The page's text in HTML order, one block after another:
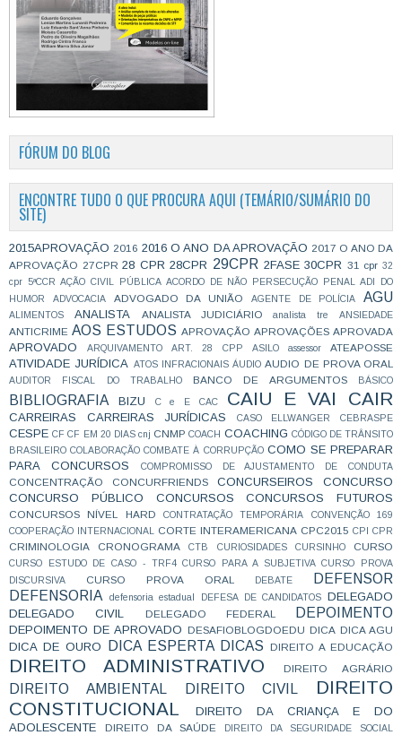
FÓRUM DO BLOG
ENCONTRE TUDO O QUE PROCURA AQUI (TEMÁRIO/SUMÁRIO DO
SITE)
2015APROVAÇÃO 2016 2016 O ANO DA APROVAÇÃO 2017 O ANO DA
APROVAÇÃO 27CPR 28 CPR 28CPR 29CPR 2FASE 30CPR 31 cpr 32
cpr
5ªCCR AÇÃO CIVIL PÚBLICA ACORDO DE NÃO PERSECUÇÃO PENAL
ADI DO
HUMOR
ADVOCACIA ADVOGADO DA UNIÃO AGENTE DE POLÍCIA AGU
ALIMENTOS ANALISTA ANALISTA JUDICIÁRIO analista tre ANSIEDADE
ANTICRIME AOS ESTUDOS APROVAÇÃO APROVAÇÕES APROVADA
APROVADO ARQUIVAMENTO ART. 28 CPP ASILO assessor ATEAPOSSE
ATIVIDADE JURÍDICA ATOS INFRACIONAIS ÁUDIO AUDIO DE PROVA ORAL
AUDITOR FISCAL DO TRABALHO BANCO DE ARGUMENTOS BÁSICO
BIBLIOGRAFIA BIZU C e E CAC CAIU E VAI CAIR
CARREIRAS CARREIRAS JURÍDICAS CASO ELLWANGER CEBRASPE
CESPE CF CF EM 20 DIAS cnj CNMP COACH COACHING CÓDIGO DE TRÂNSITO
BRASILEIRO COLABORAÇÃO COMBATE À CORRUPÇÃO COMO SE PREPARAR
PARA CONCURSOS
COMPROMISSO DE AJUSTAMENTO DE CONDUTA
CONCENTRAÇÃO CONCURFRIENDS CONCURSEIROS
CONCURSO
CONCURSO PÚBLICO
CONCURSOS CONCURSOS FUTUROS
CONCURSOS NÍVEL HARD CONTRATAÇÃO TEMPORÁRIA
CONVENÇÃO 169
COOPERAÇÃO INTERNACIONAL
CORTE INTERAMERICANA CPC2015 CPI CPR
CRIMINOLOGIA CRONOGRAMA CTB CURIOSIDADES CURSINHO CURSO
CURSO ESTUDO DE CASO - TRF4 CURSO PARA A SUBJETIVA
CURSO PROVA
DISCURSIVA
CURSO PROVA ORAL DEBATE
DEFENSOR
DEFENSORIA
defensoria estadual DEFESA DE CANDIDATOS
DELEGADO
DELEGADO CIVIL
DELEGADO FEDERAL DEPOIMENTO
DEPOIMENTO DE APROVADO DESAFIOBLOGDOEDU DICA DICA AGU
DICA DE OURO DICA ESPERTA DICAS DIREITO A EDUCAÇÃO
DIREITO ADMINISTRATIVO DIREITO AGRÁRIO
DIREITO AMBIENTAL DIREITO CIVIL
DIREITO
CONSTITUCIONAL
DIREITO DA CRIANÇA E DO
ADOLESCENTE
DIREITO DA SAÚDE
DIREITO DA SEGURIDADE SOCIAL